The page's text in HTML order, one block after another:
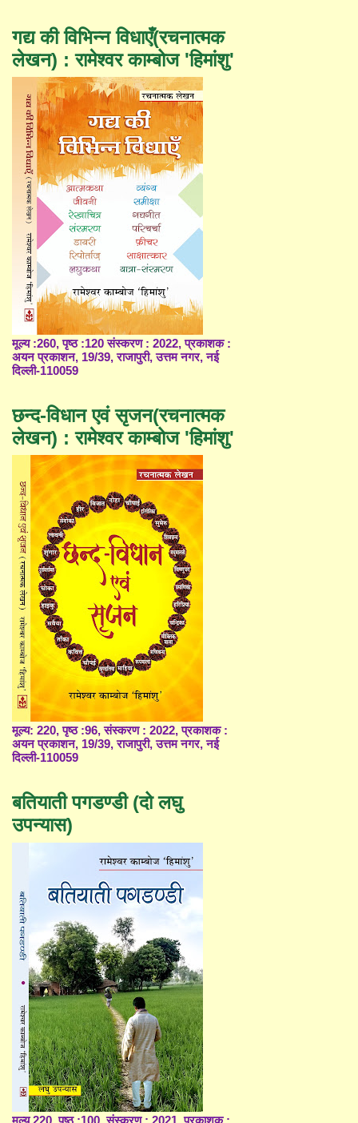
गद्य की विभिन्न विधाएँ(रचनात्मक
लेखन) : रामेश्वर काम्बोज 'हिमांशु'
मूल्य :260, पृष्ठ :120 संस्करण : 2022, प्रकाशक :
अयन प्रकाशन, 19/39, राजापुरी, उत्तम नगर, नई
दिल्ली-110059
छन्द-विधान एवं सृजन(रचनात्मक
लेखन) : रामेश्वर काम्बोज 'हिमांशु'
मूल्य: 220, पृष्ठ :96, संस्करण : 2022, प्रकाशक :
अयन प्रकाशन, 19/39, राजापुरी, उत्तम नगर, नई
दिल्ली-110059
बतियाती पगडण्डी (दो लघु
उपन्यास)